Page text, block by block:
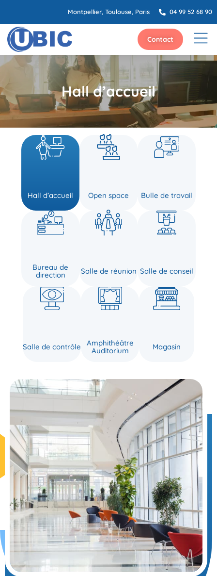
Montpellier, Toulouse, Paris 04 99 52 68 90
Contact
Hall d’accueil
Hall d’accueil Open space Bulle de travail
Bureau de
direction
Salle de réunion Salle de conseil
Salle de contrôle
Amphithéâtre
Auditorium
Magasin